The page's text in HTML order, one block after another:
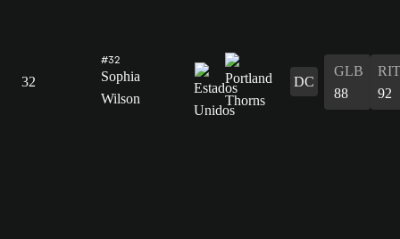
32
#32
Sophia
Wilson
DC
GLB
88
RIT
92